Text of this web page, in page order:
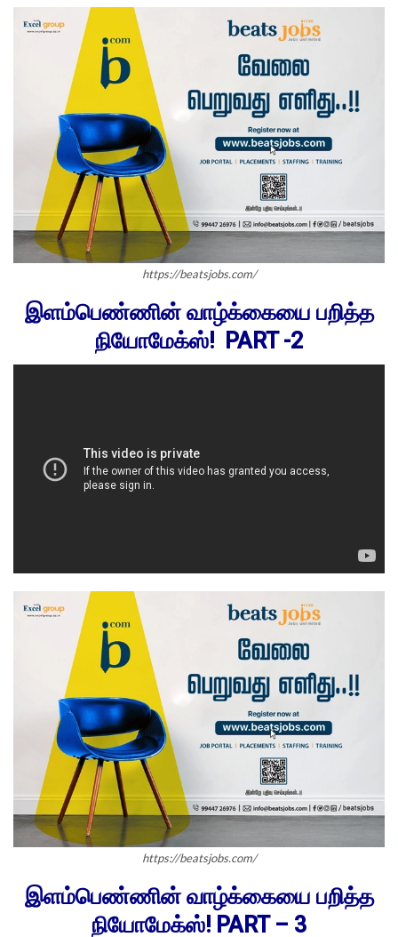
https://beatsjobs.com/
இளம்பெண்ணின் வாழ்க்கையை பறித்த
நியோமேக்ஸ்! PART -2
https://beatsjobs.com/
இளம்பெண்ணின் வாழ்க்கையை பறித்த
நியோமேக்ஸ்! PART – 3